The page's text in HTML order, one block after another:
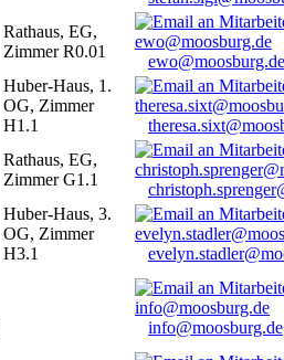
Rathaus, EG,
Zimmer R0.01
ewo@moosburg.de
Huber-Haus, 1.
OG, Zimmer
H1.1
Rathaus, EG,
Zimmer G1.1
Huber-Haus, 3.
OG, Zimmer
H3.1
info@moosburg.de